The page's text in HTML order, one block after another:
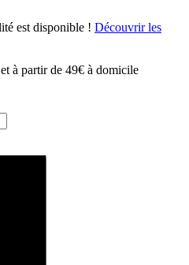
est disponible ! Découvrir les
à partir de 49€ à domicile